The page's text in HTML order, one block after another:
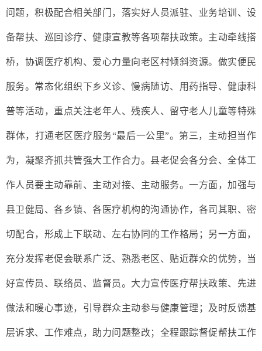
问题，积极配合相关部门，落实好人员派驻、业务培训、设
备帮扶、巡回诊疗、健康宣教等各项帮扶政策。主动牵线搭
桥，协调医疗机构、爱心力量向老区村倾斜资源。做实便民
服务。常态化组织下乡义诊、慢病随访、用药指导、健康科
普等活动，重点关注老年人、残疾人、留守老人儿童等特殊
群体，打通老区医疗服务“最后一公里”。第三，主动担当作
为，凝聚齐抓共管强大工作合力。县老促会各分会、全体工
作人员要主动靠前、主动对接、主动服务。一方面，加强与
县卫健局、各乡镇、各医疗机构的沟通协作，各司其职、密
切配合，形成上下联动、左右协同的工作格局；另一方面，
充分发挥老促会联系广泛、熟悉老区、贴近群众的优势，当
好宣传员、联络员、监督员。大力宣传医疗帮扶政策、先进
做法和暖心事迹，引导群众主动参与健康管理；及时反馈基
层诉求、工作难点，助力问题整改；全程跟踪督促帮扶工作